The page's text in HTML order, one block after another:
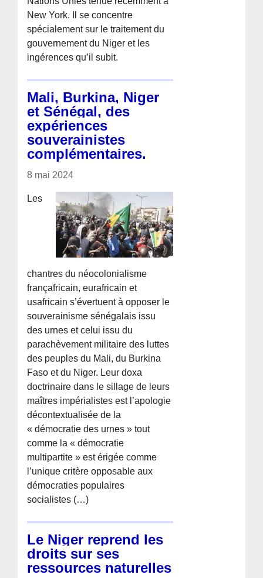
New York. Il se concentre
spécialement sur le traitement du
gouvernement du Niger et les
ingérences qu’il subit.
Mali, Burkina, Niger
et Sénégal, des
expériences
souverainistes
complémentaires.
8 mai 2024
Les
chantres du néocolonialisme
françafricain, eurafricain et
usafricain s’évertuent à opposer le
souverainisme sénégalais issu
des urnes et celui issu du
parachèvement militaire des luttes
des peuples du Mali, du Burkina
Faso et du Niger. Leur doxa
doctrinaire dans le sillage de leurs
maîtres impérialistes est l’apologie
décontextualisée de la
« démocratie des urnes » tout
comme la « démocratie
multipartite » est érigée comme
l’unique critère opposable aux
démocraties populaires
socialistes (…)
Le Niger reprend les
droits sur ses
ressources naturelles